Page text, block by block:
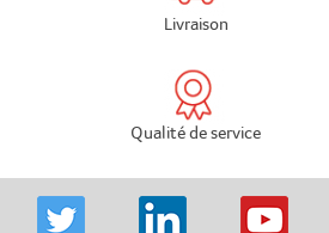
Livraison
Qualité de service